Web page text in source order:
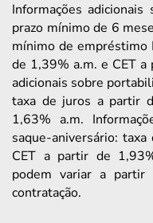
Informações
prazo mínimo de 6
mínimo de
de 1,39% a.m. e CET
adicionais sobre
taxa de juros a partir
1,63% a.m.
saque-aniversário:
CET a partir de
podem variar a partir
contratação.